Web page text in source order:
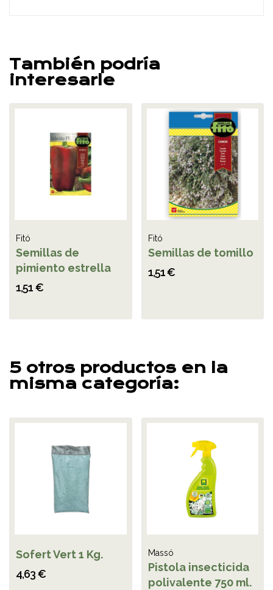
También podría
interesarle
Fitó
Semillas de
pimiento estrella
1,51 €
Fitó
Semillas de tomillo
1,51 €
5 otros productos en la
misma categoría:
Sofert Vert 1 Kg.
4,63 €
Massó
Pistola insecticida
polivalente 750 ml.